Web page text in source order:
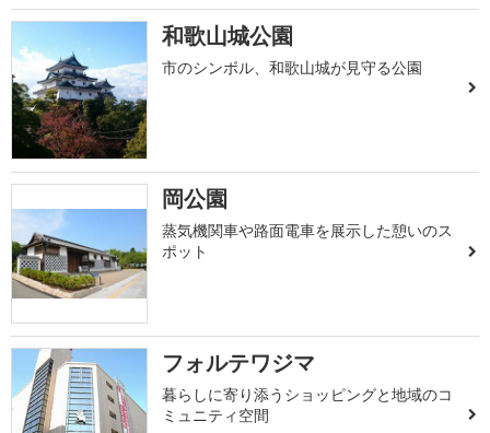
和歌山城公園
市のシンボル、和歌山城が見守る公園
岡公園
蒸気機関車や路面電車を展示した憩いのス
ポット
フォルテワジマ
暮らしに寄り添うショッピングと地域のコ
ミュニティ空間